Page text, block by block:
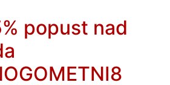
popust nad